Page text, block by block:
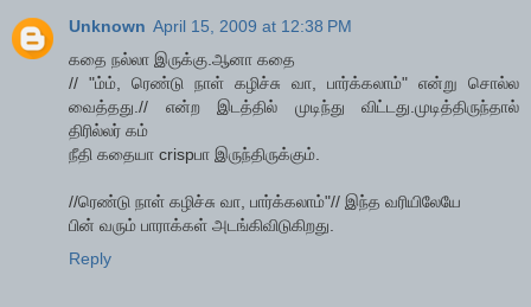
Unknown April 15, 2009 at 12:38 PM
கதை நல்லா இருக்கு.ஆனா கதை
// "ம்ம், ரெண்டு நாள் கழிச்சு வா, பார்க்கலாம்" என்று சொல்ல
வைத்தது.// என்ற இடத்தில் முடிந்து விட்டது.முடித்திருந்தால்
திரில்லர் கம்
நீதி கதையா crispபா இருந்திருக்கும்.
//ரெண்டு நாள் கழிச்சு வா, பார்க்கலாம்"// இந்த வரியிலேயே
பின் வரும் பாராக்கள் அடங்கிவிடுகிறது.
Reply